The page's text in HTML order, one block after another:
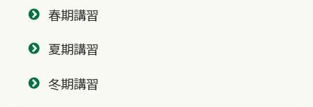
春期講習
夏期講習
冬期講習